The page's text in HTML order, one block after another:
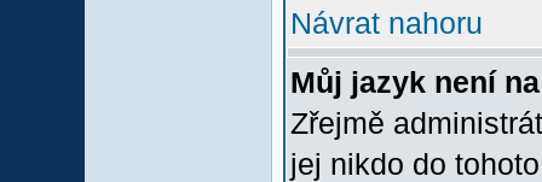
Návrat nahoru
Můj jazyk není
Zřejmě
jej nikdo do